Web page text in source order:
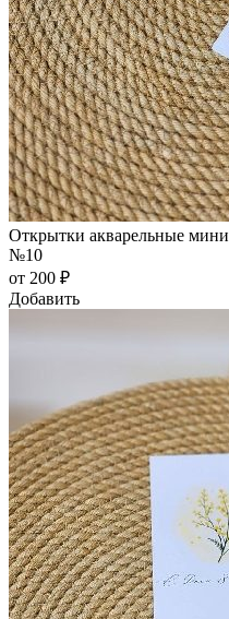
Открытки акварельные мини
№10
от 200 ₽
Добавить